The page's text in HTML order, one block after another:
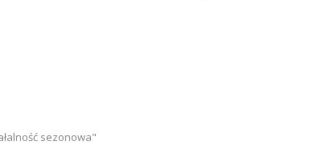
sezonowa"